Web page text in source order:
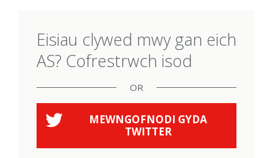
Eisiau clywed mwy gan eich
AS? Cofrestrwch isod
OR
MEWNGOFNODI GYDA
TWITTER